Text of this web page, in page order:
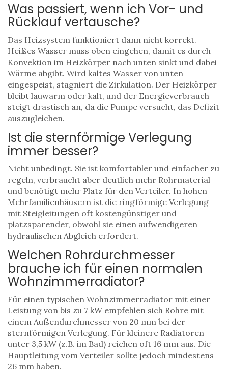
Was passiert, wenn ich Vor- und
Rücklauf vertausche?
Das Heizsystem funktioniert dann nicht korrekt.
Heißes Wasser muss oben eingehen, damit es durch
Konvektion im Heizkörper nach unten sinkt und dabei
Wärme abgibt. Wird kaltes Wasser von unten
eingespeist, stagniert die Zirkulation. Der Heizkörper
bleibt lauwarm oder kalt, und der Energieverbrauch
steigt drastisch an, da die Pumpe versucht, das Defizit
auszugleichen.
Ist die sternförmige Verlegung
immer besser?
Nicht unbedingt. Sie ist komfortabler und einfacher zu
regeln, verbraucht aber deutlich mehr Rohrmaterial
und benötigt mehr Platz für den Verteiler. In hohen
Mehrfamilienhäusern ist die ringförmige Verlegung
mit Steigleitungen oft kostengünstiger und
platzsparender, obwohl sie einen aufwendigeren
hydraulischen Abgleich erfordert.
Welchen Rohrdurchmesser
brauche ich für einen normalen
Wohnzimmerradiator?
Für einen typischen Wohnzimmerradiator mit einer
Leistung von bis zu 7 kW empfehlen sich Rohre mit
einem Außendurchmesser von 20 mm bei der
sternförmigen Verlegung. Für kleinere Radiatoren
unter 3,5 kW (z.B. im Bad) reichen oft 16 mm aus. Die
Hauptleitung vom Verteiler sollte jedoch mindestens
26 mm haben.